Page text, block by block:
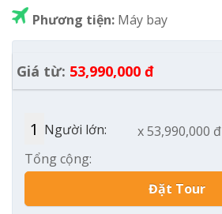
Phương tiện: Máy bay
Giá từ: 53,990,000 đ
Người lớn:
x 53,990,000 đ
Tổng cộng:
Đặt Tour